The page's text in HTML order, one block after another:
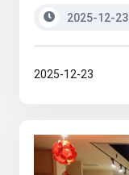
2025-12-23
2025-12-23